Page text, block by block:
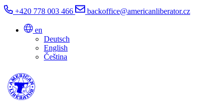
+420 778 003 466 backoffice@americanliberator.cz
en
Deutsch
English
Čeština